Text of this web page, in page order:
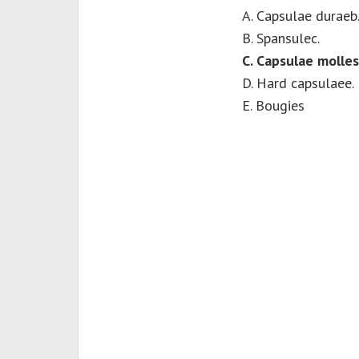
A. Capsulae duraeb.
B. Spansulec.
C. Capsulae
D. Hard capsulaee.
E. Bougies